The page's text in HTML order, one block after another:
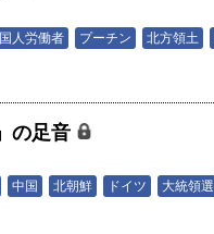
人労働者 プーチン 北方領土
の足音
中国 北朝鮮 ドイツ 大統領選